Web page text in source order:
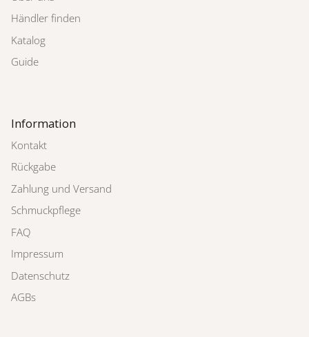
Händler finden
Katalog
Guide
Information
Kontakt
Rückgabe
Zahlung und Versand
Schmuckpflege
FAQ
Impressum
Datenschutz
AGBs